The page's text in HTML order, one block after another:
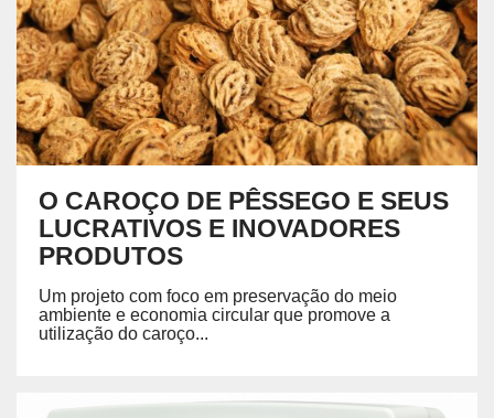
O CAROÇO DE PÊSSEGO E SEUS
LUCRATIVOS E INOVADORES
PRODUTOS
Um projeto com foco em preservação do meio
ambiente e economia circular que promove a
utilização do caroço...